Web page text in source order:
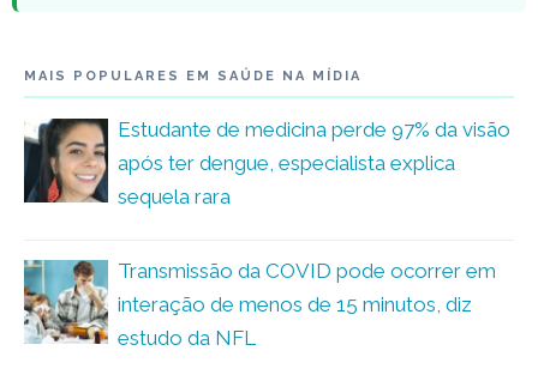
MAIS POPULARES EM SAÚDE NA MÍDIA
Estudante de medicina perde 97% da visão
após ter dengue, especialista explica
sequela rara
Transmissão da COVID pode ocorrer em
interação de menos de 15 minutos, diz
estudo da NFL